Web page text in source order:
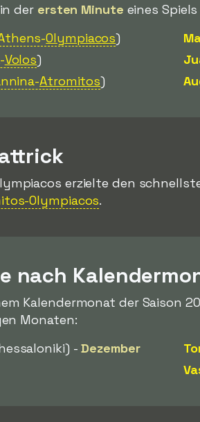
der ersten Minute eines
Olympiacos)
Volos)
Atromitos)
erzielte den
Olympiacos.
nach
Kalendermonat der Saison
Monaten:
-Dezember